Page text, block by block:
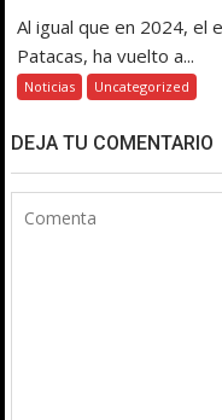
Al igual que en 2024, el
Patacas, ha vuelto a...
Noticias Uncategorized
DEJA TU COMENTARIO